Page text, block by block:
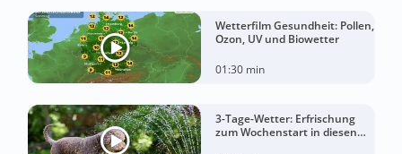
Wetterfilm Gesundheit: Pollen,
Ozon, UV und Biowetter
01:30 min
3-Tage-Wetter: Erfrischung
zum Wochenstart in diesen